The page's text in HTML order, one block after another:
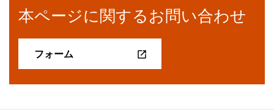
本ページに関するお問い合わせ
フォーム